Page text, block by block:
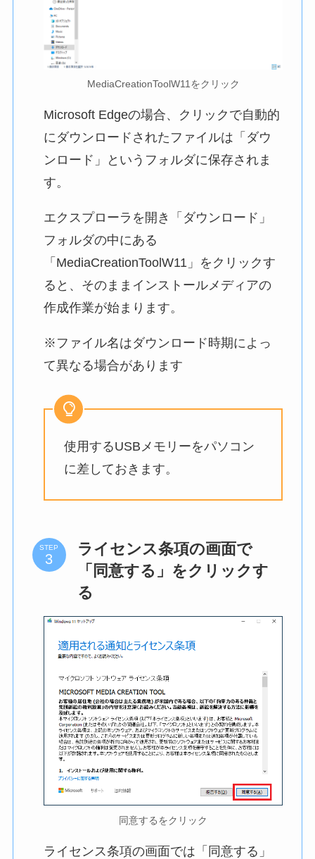
MediaCreationToolW11をクリック
Microsoft Edgeの場合、クリックで自動的
にダウンロードされたファイルは「ダウ
ンロード」というフォルダに保存されま
す。
エクスプローラを開き「ダウンロード」
フォルダの中にある
「MediaCreationToolW11」をクリックす
ると、そのままインストールメディアの
作成作業が始まります。
※ファイル名はダウンロード時期によっ
て異なる場合があります
使用するUSBメモリーをパソコン
に差しておきます。
STEP
ライセンス条項の画面で
「同意する」をクリックす
る
同意するをクリック
ライセンス条項の画面では「同意する」